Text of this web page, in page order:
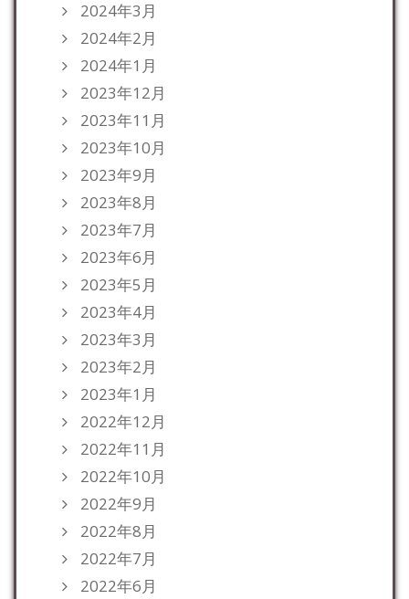
2024年3月
2024年2月
2024年1月
2023年12月
2023年11月
2023年10月
2023年9月
2023年8月
2023年7月
2023年6月
2023年5月
2023年4月
2023年3月
2023年2月
2023年1月
2022年12月
2022年11月
2022年10月
2022年9月
2022年8月
2022年7月
2022年6月